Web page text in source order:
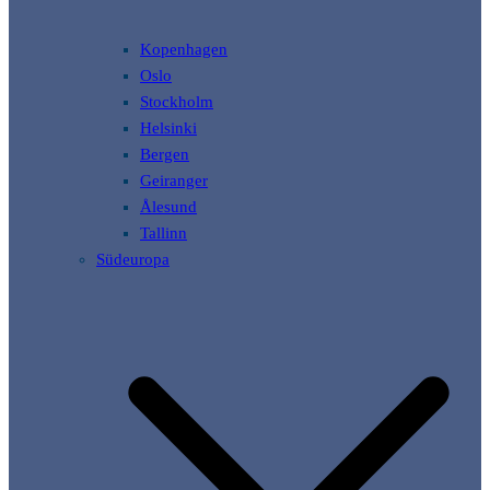
Kopenhagen
Oslo
Stockholm
Helsinki
Bergen
Geiranger
Ålesund
Tallinn
Südeuropa